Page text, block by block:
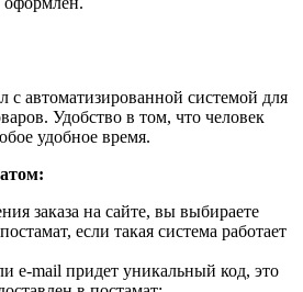
с автоматизированной системой для
Удобство в том, что человек
удобное время.
заказа на сайте, вы выбираете
если такая система работает
e-mail придет уникальный код, это